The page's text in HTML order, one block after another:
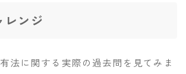
レンジ
法に関する実際の過去問を見てみま